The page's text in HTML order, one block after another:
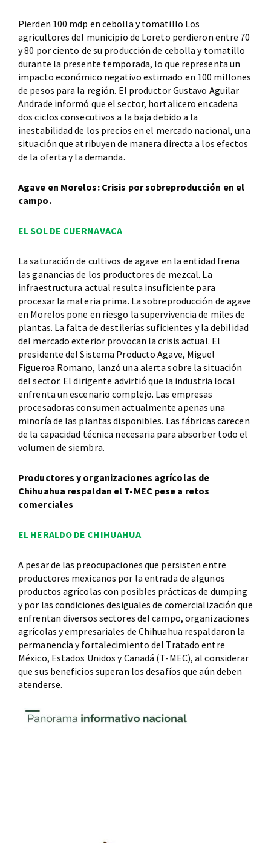
Pierden 100 mdp en cebolla y tomatillo Los
agricultores del municipio de Loreto perdieron entre 70
y 80 por ciento de su producción de cebolla y tomatillo
durante la presente temporada, lo que representa un
impacto económico negativo estimado en 100 millones
de pesos para la región. El productor Gustavo Aguilar
Andrade informó que el sector, hortalicero encadena
dos ciclos consecutivos a la baja debido a la
inestabilidad de los precios en el mercado nacional, una
situación que atribuyen de manera directa a los efectos
de la oferta y la demanda.
Agave en Morelos: Crisis por sobreproducción en el
campo.
EL SOL DE CUERNAVACA
La saturación de cultivos de agave en la entidad frena
las ganancias de los productores de mezcal. La
infraestructura actual resulta insuficiente para
procesar la materia prima. La sobreproducción de agave
en Morelos pone en riesgo la supervivencia de miles de
plantas. La falta de destilerías suficientes y la debilidad
del mercado exterior provocan la crisis actual. El
presidente del Sistema Producto Agave, Miguel
Figueroa Romano, lanzó una alerta sobre la situación
del sector. El dirigente advirtió que la industria local
enfrenta un escenario complejo. Las empresas
procesadoras consumen actualmente apenas una
minoría de las plantas disponibles. Las fábricas carecen
de la capacidad técnica necesaria para absorber todo el
volumen de siembra.
Productores y organizaciones agrícolas de
Chihuahua respaldan el T-MEC pese a retos
comerciales
EL HERALDO DE CHIHUAHUA
A pesar de las preocupaciones que persisten entre
productores mexicanos por la entrada de algunos
productos agrícolas con posibles prácticas de dumping
y por las condiciones desiguales de comercialización que
enfrentan diversos sectores del campo, organizaciones
agrícolas y empresariales de Chihuahua respaldaron la
permanencia y fortalecimiento del Tratado entre
México, Estados Unidos y Canadá (T-MEC), al considerar
que sus beneficios superan los desafíos que aún deben
atenderse.